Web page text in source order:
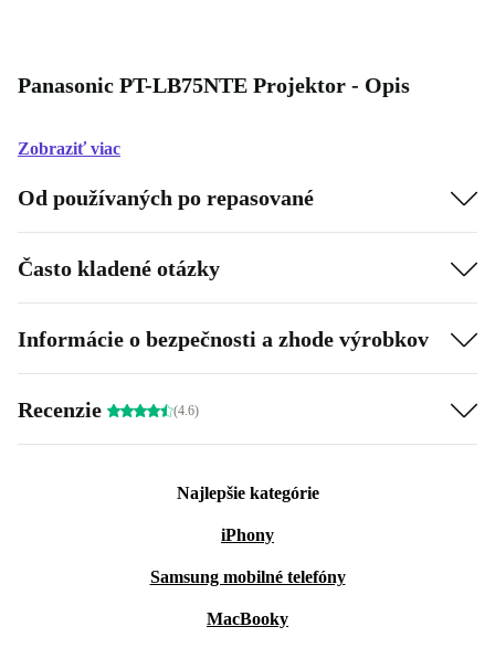
Panasonic PT-LB75NTE Projektor - Opis
Zobraziť viac
Od používaných po repasované
Často kladené otázky
Informácie o bezpečnosti a zhode výrobkov
Recenzie (4.6)
Najlepšie kategórie
iPhony
Samsung mobilné telefóny
MacBooky